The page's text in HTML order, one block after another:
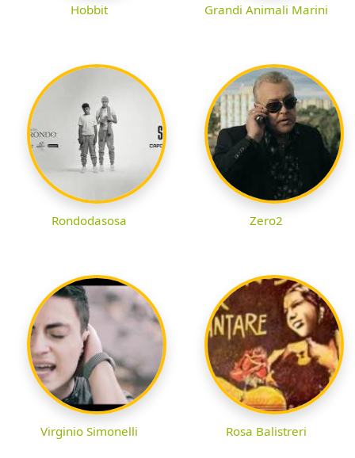
Hobbit Grandi Animali Marini
Rondodasosa Zero2
Virginio Simonelli Rosa Balistreri